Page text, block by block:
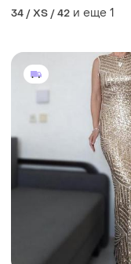
34 / XS / 42 и еще 1